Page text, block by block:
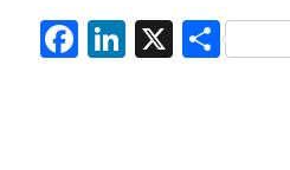
Facebook
LinkedIn
X